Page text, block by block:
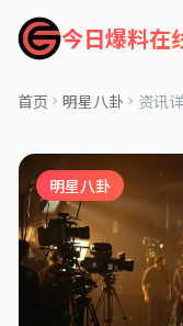
今日爆料在
首页 明星八卦 资讯
明星八卦